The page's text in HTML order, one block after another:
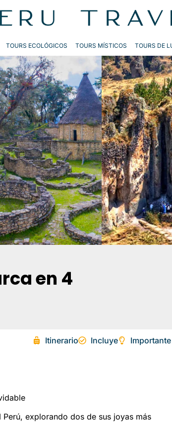
TOURS ECOLÓGICOS TOURS MÍSTICOS TOURS DE
en 4
Itinerario Incluye Importante
explorando dos de sus joyas más